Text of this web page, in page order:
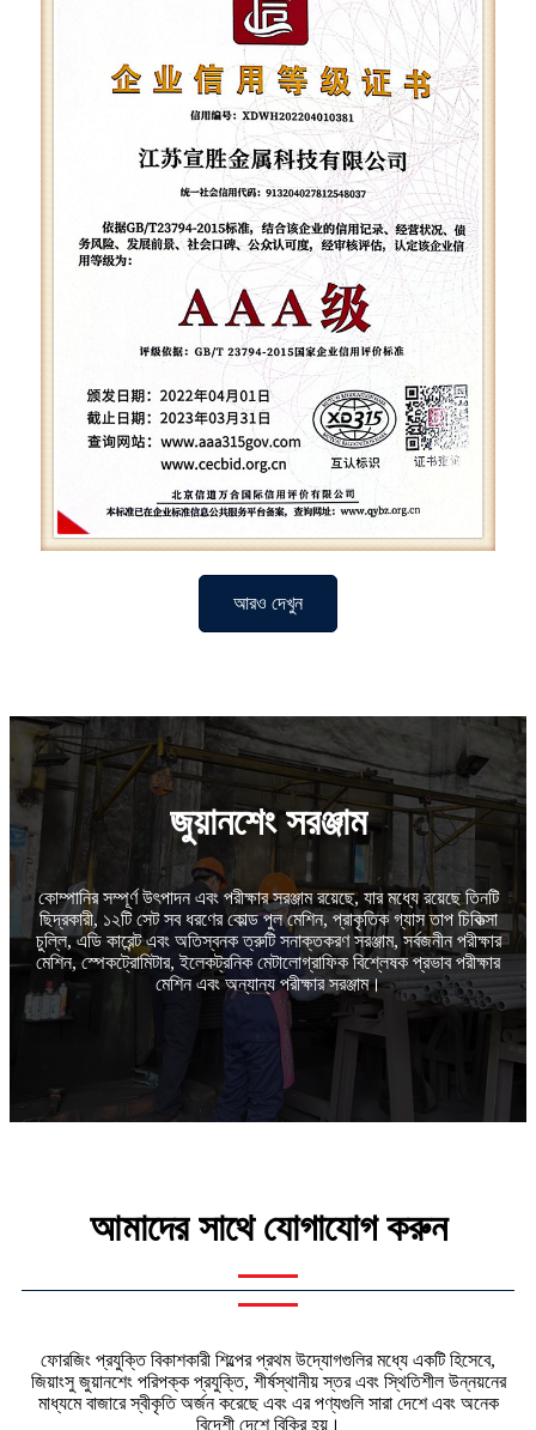
আরও দেখুন
জুয়ানশেং সরঞ্জাম
কোম্পানির সম্পূর্ণ উৎপাদন এবং পরীক্ষার সরঞ্জাম রয়েছে, যার মধ্যে রয়েছে তিনটি
ছিদ্রকারী, ১২টি সেট সব ধরণের কোল্ড পুল মেশিন, প্রাকৃতিক গ্যাস তাপ চিকিত্সা
চুল্লি, এডি কারেন্ট এবং অতিস্বনক ত্রুটি সনাক্তকরণ সরঞ্জাম, সর্বজনীন পরীক্ষার
মেশিন, স্পেকট্রোমিটার, ইলেকট্রনিক মেটালোগ্রাফিক বিশ্লেষক প্রভাব পরীক্ষার
মেশিন এবং অন্যান্য পরীক্ষার সরঞ্জাম।
আমাদের সাথে যোগাযোগ করুন
ফোরজিং প্রযুক্তি বিকাশকারী শিল্পের প্রথম উদ্যোগগুলির মধ্যে একটি হিসেবে,
জিয়াংসু জুয়ানশেং পরিপক্ক প্রযুক্তি, শীর্ষস্থানীয় স্তর এবং স্থিতিশীল উন্নয়নের
মাধ্যমে বাজারে স্বীকৃতি অর্জন করেছে এবং এর পণ্যগুলি সারা দেশে এবং অনেক
বিদেশী দেশে বিক্রি হয়।